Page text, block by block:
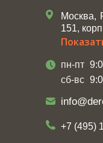
Москва,
151,
пн-пт
сб-вс
+7 (495)